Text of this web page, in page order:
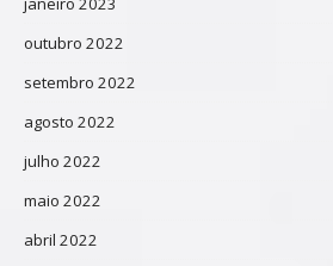
outubro 2022
setembro 2022
agosto 2022
julho 2022
maio 2022
abril 2022